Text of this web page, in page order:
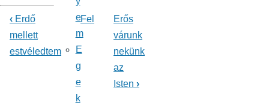
Könyv
kereszthivatkozásai
Énekeskönyv
‹ Erdő
mellett
estvéledtem
Fel
Erős
várunk
nekünk
az
Isten ›
e
m
E
g
e
k